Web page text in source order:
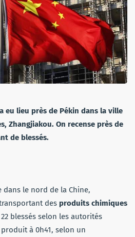
eu lieu près de Pékin dans la ville
Zhangjiakou. On recense près de
de blessés.
dans le nord de la Chine,
des produits chimiques
blessés selon les autorités
produit à 0h41, selon un